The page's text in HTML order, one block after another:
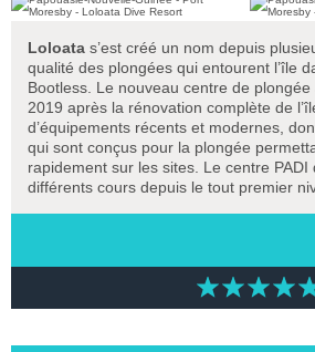
Loloata s’est créé un nom depuis
qualité des plongées qui entourent l’île
Bootless. Le nouveau centre de
2019 après la rénovation complète de
d’équipements récents et modernes,
qui sont conçus pour la plongée
rapidement sur les sites. Le centre
différents cours depuis le tout premier